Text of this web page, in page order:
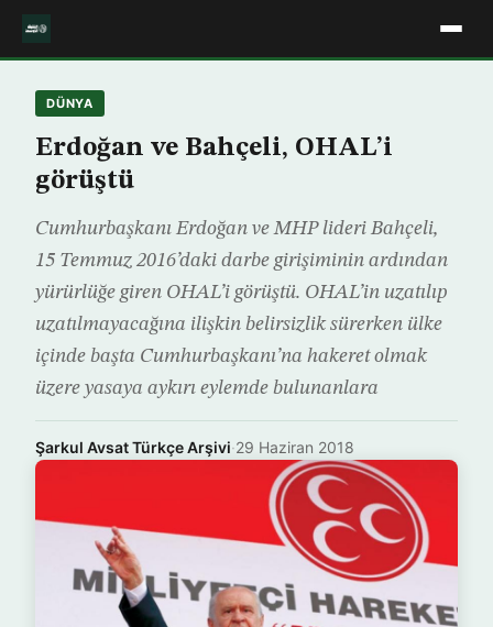
DÜNYA
Erdoğan ve Bahçeli, OHAL’i
görüştü
Cumhurbaşkanı Erdoğan ve MHP lideri Bahçeli,
15 Temmuz 2016’daki darbe girişiminin ardından
yürürlüğe giren OHAL’i görüştü. OHAL’in uzatılıp
uzatılmayacağına ilişkin belirsizlik sürerken ülke
içinde başta Cumhurbaşkanı’na hakeret olmak
üzere yasaya aykırı eylemde bulunanlara
Şarkul Avsat Türkçe Arşivi·29 Haziran 2018